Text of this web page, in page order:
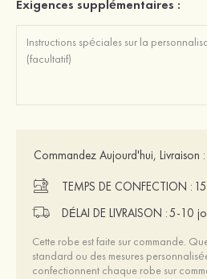
Exigences supplémentaires :
Commandez Aujourd'hui, Livraison :
TEMPS DE CONFECTION :
DÉLAI DE LIVRAISON :5-10
Cette robe est faite sur commande.
standard ou des mesures
confectionnent chaque robe sur